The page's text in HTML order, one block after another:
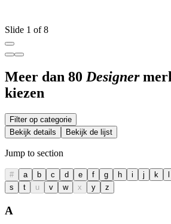
Slide 1 of 8
Meer dan 80 Designer
kiezen
Filter op categorie
Bekijk details
Bekijk de lijst
Jump to section
# a b c d e f g h i j k l
s
t u v w x y z
A